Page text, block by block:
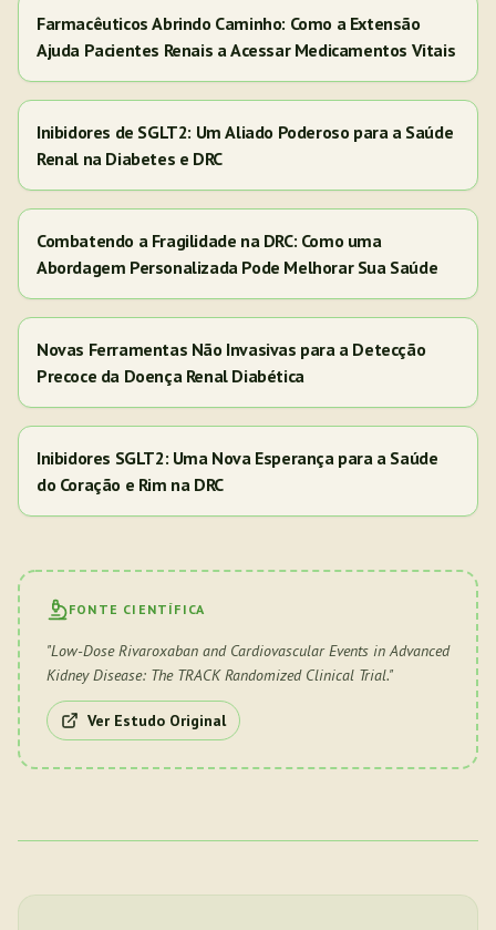
Farmacêuticos Abrindo Caminho: Como a Extensão
Ajuda Pacientes Renais a Acessar Medicamentos Vitais
Inibidores de SGLT2: Um Aliado Poderoso para a Saúde
Renal na Diabetes e DRC
Combatendo a Fragilidade na DRC: Como uma
Abordagem Personalizada Pode Melhorar Sua Saúde
Novas Ferramentas Não Invasivas para a Detecção
Precoce da Doença Renal Diabética
Inibidores SGLT2: Uma Nova Esperança para a Saúde
do Coração e Rim na DRC
FONTE CIENTÍFICA
"Low-Dose Rivaroxaban and Cardiovascular Events in Advanced
Kidney Disease: The TRACK Randomized Clinical Trial."
Ver Estudo Original